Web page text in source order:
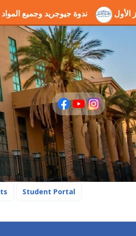
بالمركز الأول ندوة جيوجريد
Student Portal